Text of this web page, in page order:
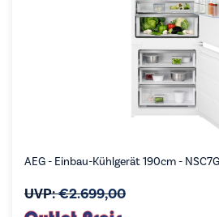
AEG - Einbau-Kühlgerät 190cm -
UVP:€2.699,00